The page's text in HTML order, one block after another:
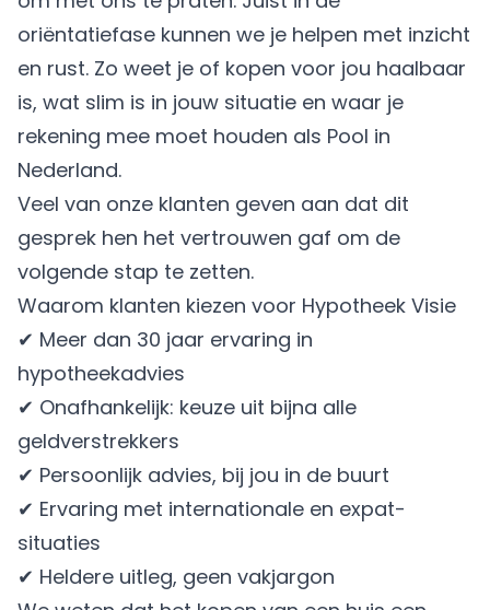
oriëntatiefase kunnen we je helpen met inzicht
en rust. Zo weet je of kopen voor jou haalbaar
is, wat slim is in jouw situatie en waar je
rekening mee moet houden als Pool in
Nederland.
Veel van onze klanten geven aan dat dit
gesprek hen het vertrouwen gaf om de
volgende stap te zetten.
Waarom klanten kiezen voor Hypotheek Visie
✔ Meer dan 30 jaar ervaring in
hypotheekadvies
✔ Onafhankelijk: keuze uit bijna alle
geldverstrekkers
✔ Persoonlijk advies, bij jou in de buurt
✔ Ervaring met internationale en expat-
situaties
✔ Heldere uitleg, geen vakjargon